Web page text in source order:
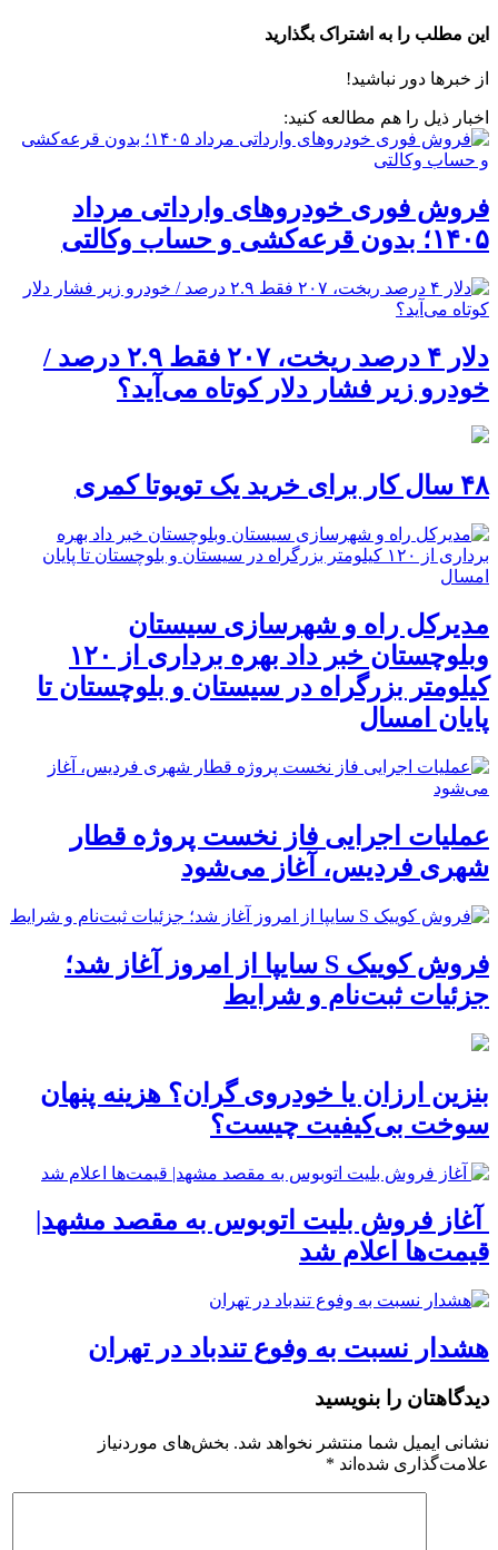
این مطلب را به اشتراک بگذارید
از خبرها دور نباشید!
اخبار ذیل را هم مطالعه کنید:
فروش فوری خودروهای وارداتی مرداد
۱۴۰۵؛ بدون قرعه‌کشی و حساب وکالتی
دلار ۴ درصد ریخت، ۲۰۷ فقط ۲.۹ درصد /
خودرو زیر فشار دلار کوتاه می‌آید؟
۴۸ سال کار برای خرید یک تویوتا کمری
مدیرکل راه و شهرسازی سیستان
وبلوچستان خبر داد بهره برداری از ۱۲۰
کیلومتر بزرگراه در سیستان و بلوچستان تا
پایان امسال
عملیات اجرایی فاز نخست پروژه قطار
شهری فردیس، آغاز می‌شود
فروش کوییک S سایپا از امروز آغاز شد؛
جزئیات ثبت‌نام و شرایط
بنزین ارزان یا خودروی گران؟ هزینه پنهان
سوخت بی‌کیفیت چیست؟
آغاز فروش بلیت اتوبوس به مقصد مشهد|
قیمت‌ها اعلام شد
هشدار نسبت به وفوع تندباد در تهران
دیدگاهتان را بنویسید
نشانی ایمیل شما منتشر نخواهد شد. بخش‌های موردنیاز
علامت‌گذاری شده‌اند *